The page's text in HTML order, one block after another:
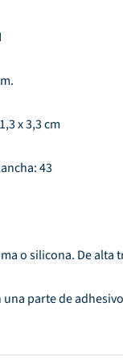
x 3,3 cm
43
o silicona. De alta
una parte de